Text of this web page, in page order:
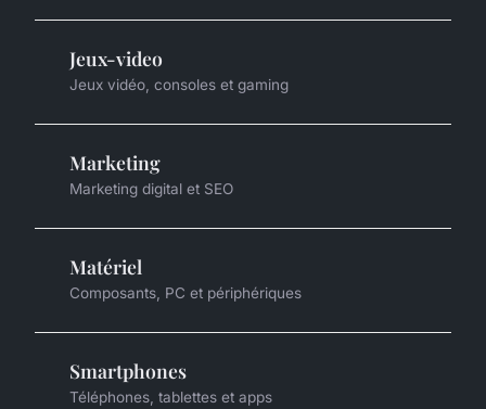
Jeux-video
Jeux vidéo, consoles et gaming
Marketing
Marketing digital et SEO
Matériel
Composants, PC et périphériques
Smartphones
Téléphones, tablettes et apps